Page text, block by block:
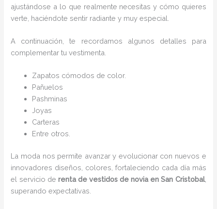
ajustándose a lo que realmente necesitas y cómo quieres
verte, haciéndote sentir radiante y muy especial.
A continuación, te recordamos algunos detalles para
complementar tu vestimenta.
Zapatos cómodos de color.
Pañuelos
Pashminas
Joyas
Carteras
Entre otros.
La moda nos permite avanzar y evolucionar con nuevos e
innovadores diseños, colores, fortaleciendo cada día más
el servicio de renta de vestidos de novia en San Cristobal,
superando expectativas.